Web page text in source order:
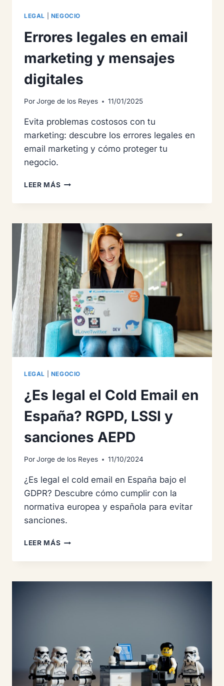
LEGAL NEGOCIO
Errores legales en email
marketing y mensajes
digitales
PorJorge de los Reyes 11/01/2025
Evita problemas costosos con tu
marketing: descubre los errores legales en
email marketing y cómo proteger tu
negocio.
LEER MÁSERRORES
EN
MARKETING
MENSAJES
DIGITALES
LEGAL NEGOCIO
¿Es legal el Cold Email en
España? RGPD, LSSI y
sanciones AEPD
PorJorge de los Reyes 11/10/2024
¿Es legal el cold email en España bajo el
GDPR? Descubre cómo cumplir con la
normativa europea y española para evitar
sanciones.
LEER MÁS¿ES
EL
EMAIL
SANCIONES
AEPD